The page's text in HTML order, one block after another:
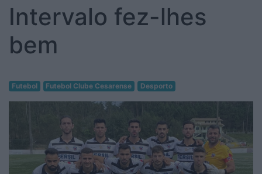
Intervalo fez-lhes
bem
Futebol Futebol Clube Cesarense Desporto